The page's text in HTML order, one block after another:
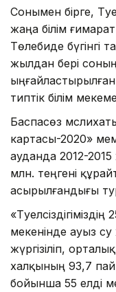
Сонымен бірге,
жаңа білім
Төлебиде бүгінгі
жылдан бері
типтік білім
Баспасөз
картасы-2020»
ауданда 2012-
млн. теңгені
асырылғандығы
мекенінде ауыз
жүргізіліп,
халқының 93,7
бойынша 55 елді